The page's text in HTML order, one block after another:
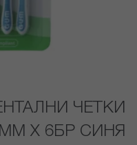
ЧЕТКИ
Х 6БР СИНЯ